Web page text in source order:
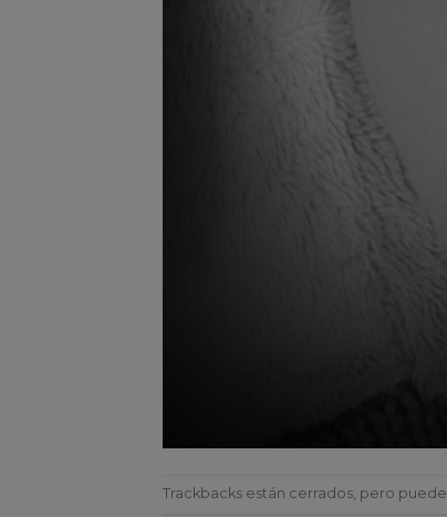
Trackbacks están cerrados, pero